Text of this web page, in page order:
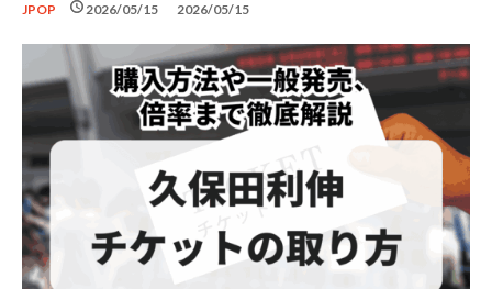
JPOP schedule 2026/05/15
schedule 2026/05/15